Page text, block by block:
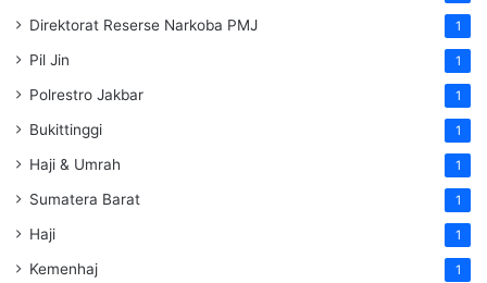
Direktorat Reserse Narkoba PMJ 1
Pil Jin 1
Polrestro Jakbar 1
Bukittinggi 1
Haji & Umrah 1
Sumatera Barat 1
Haji 1
Kemenhaj 1